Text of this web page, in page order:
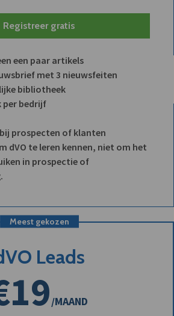
Registreer gratis
een paar artikels
met 3 nieuwsfeiten
bibliotheek
per bedrijf
prospecten of klanten
dVO te leren kennen, niet om het
in prospectie of
Meest gekozen
Leads
/MAAND